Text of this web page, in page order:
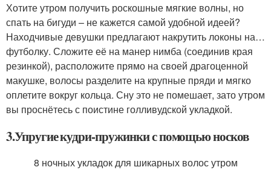
Хотите утром получить роскошные мягкие волны, но
спать на бигуди – не кажется самой удобной идеей?
Находчивые девушки предлагают накрутить локоны на…
футболку. Сложите её на манер нимба (соединив края
резинкой), расположите прямо на своей драгоценной
макушке, волосы разделите на крупные пряди и мягко
оплетите вокруг кольца. Сну это не помешает, зато утром
вы проснётесь с поистине голливудской укладкой.
3.Упругие кудри-пружинки с помощью носков
8 ночных укладок для шикарных волос утром